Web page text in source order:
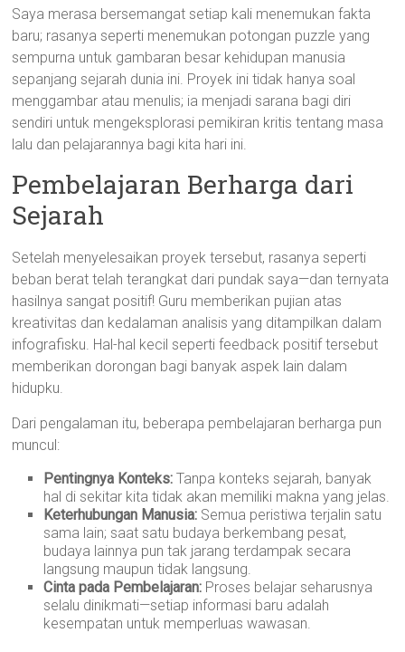
Saya merasa bersemangat setiap kali menemukan fakta
baru; rasanya seperti menemukan potongan puzzle yang
sempurna untuk gambaran besar kehidupan manusia
sepanjang sejarah dunia ini. Proyek ini tidak hanya soal
menggambar atau menulis; ia menjadi sarana bagi diri
sendiri untuk mengeksplorasi pemikiran kritis tentang masa
lalu dan pelajarannya bagi kita hari ini.
Pembelajaran Berharga dari
Sejarah
Setelah menyelesaikan proyek tersebut, rasanya seperti
beban berat telah terangkat dari pundak saya—dan ternyata
hasilnya sangat positif! Guru memberikan pujian atas
kreativitas dan kedalaman analisis yang ditampilkan dalam
infografisku. Hal-hal kecil seperti feedback positif tersebut
memberikan dorongan bagi banyak aspek lain dalam
hidupku.
Dari pengalaman itu, beberapa pembelajaran berharga pun
muncul:
Pentingnya Konteks: Tanpa konteks sejarah, banyak
hal di sekitar kita tidak akan memiliki makna yang jelas.
Keterhubungan Manusia: Semua peristiwa terjalin satu
sama lain; saat satu budaya berkembang pesat,
budaya lainnya pun tak jarang terdampak secara
langsung maupun tidak langsung.
Cinta pada Pembelajaran: Proses belajar seharusnya
selalu dinikmati—setiap informasi baru adalah
kesempatan untuk memperluas wawasan.